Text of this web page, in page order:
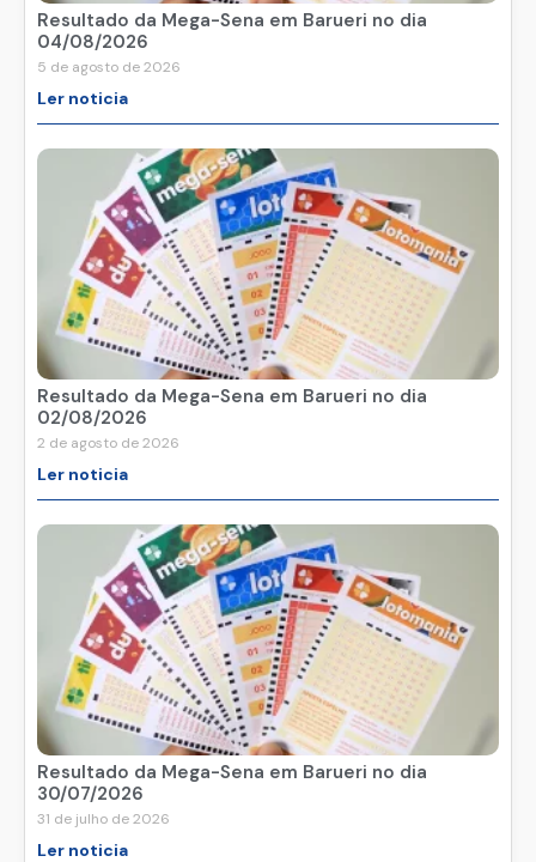
Resultado da Mega-Sena em Barueri no dia
04/08/2026
5 de agosto de 2026
Ler noticia
Resultado da Mega-Sena em Barueri no dia
02/08/2026
2 de agosto de 2026
Ler noticia
Resultado da Mega-Sena em Barueri no dia
30/07/2026
31 de julho de 2026
Ler noticia